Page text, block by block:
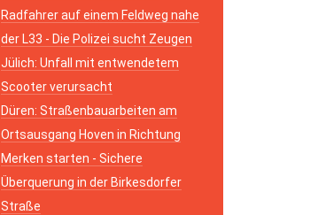
Radfahrer auf einem Feldweg nahe
der L33 - Die Polizei sucht Zeugen
Jülich: Unfall mit entwendetem
Scooter verursacht
Düren: Straßenbauarbeiten am
Ortsausgang Hoven in Richtung
Merken starten - Sichere
Überquerung in der Birkesdorfer
Straße